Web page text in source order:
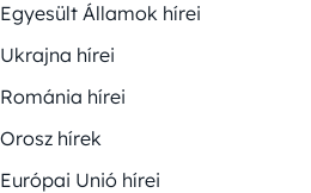
Egyesült Államok hírei
Ukrajna hírei
Románia hírei
Orosz hírek
Európai Unió hírei